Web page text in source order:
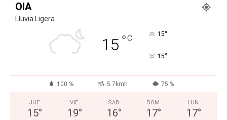
OIA
Lluvia Ligera
15 °C 15°
15°
100 % 5.7kmh 75 %
JUE
15°
VIE
19°
SAB
16°
DOM
17°
LUN
17°